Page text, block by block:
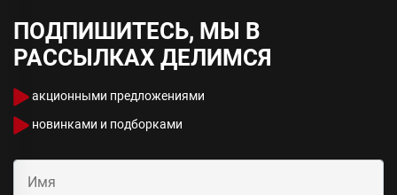
ПОДПИШИТЕСЬ, МЫ В
РАССЫЛКАХ ДЕЛИМСЯ
акционными предложениями
новинками и подборками